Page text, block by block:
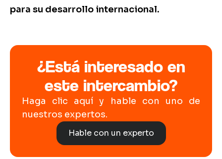
para su desarrollo internacional.
¿Está interesado en
este intercambio?
Haga clic aquí y hable con uno de
nuestros expertos.
Hable con un experto